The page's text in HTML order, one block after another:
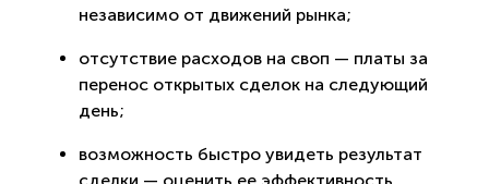
независимо от движений рынка;
отсутствие расходов на своп — платы за
перенос открытых сделок на следующий
день;
возможность быстро увидеть результат